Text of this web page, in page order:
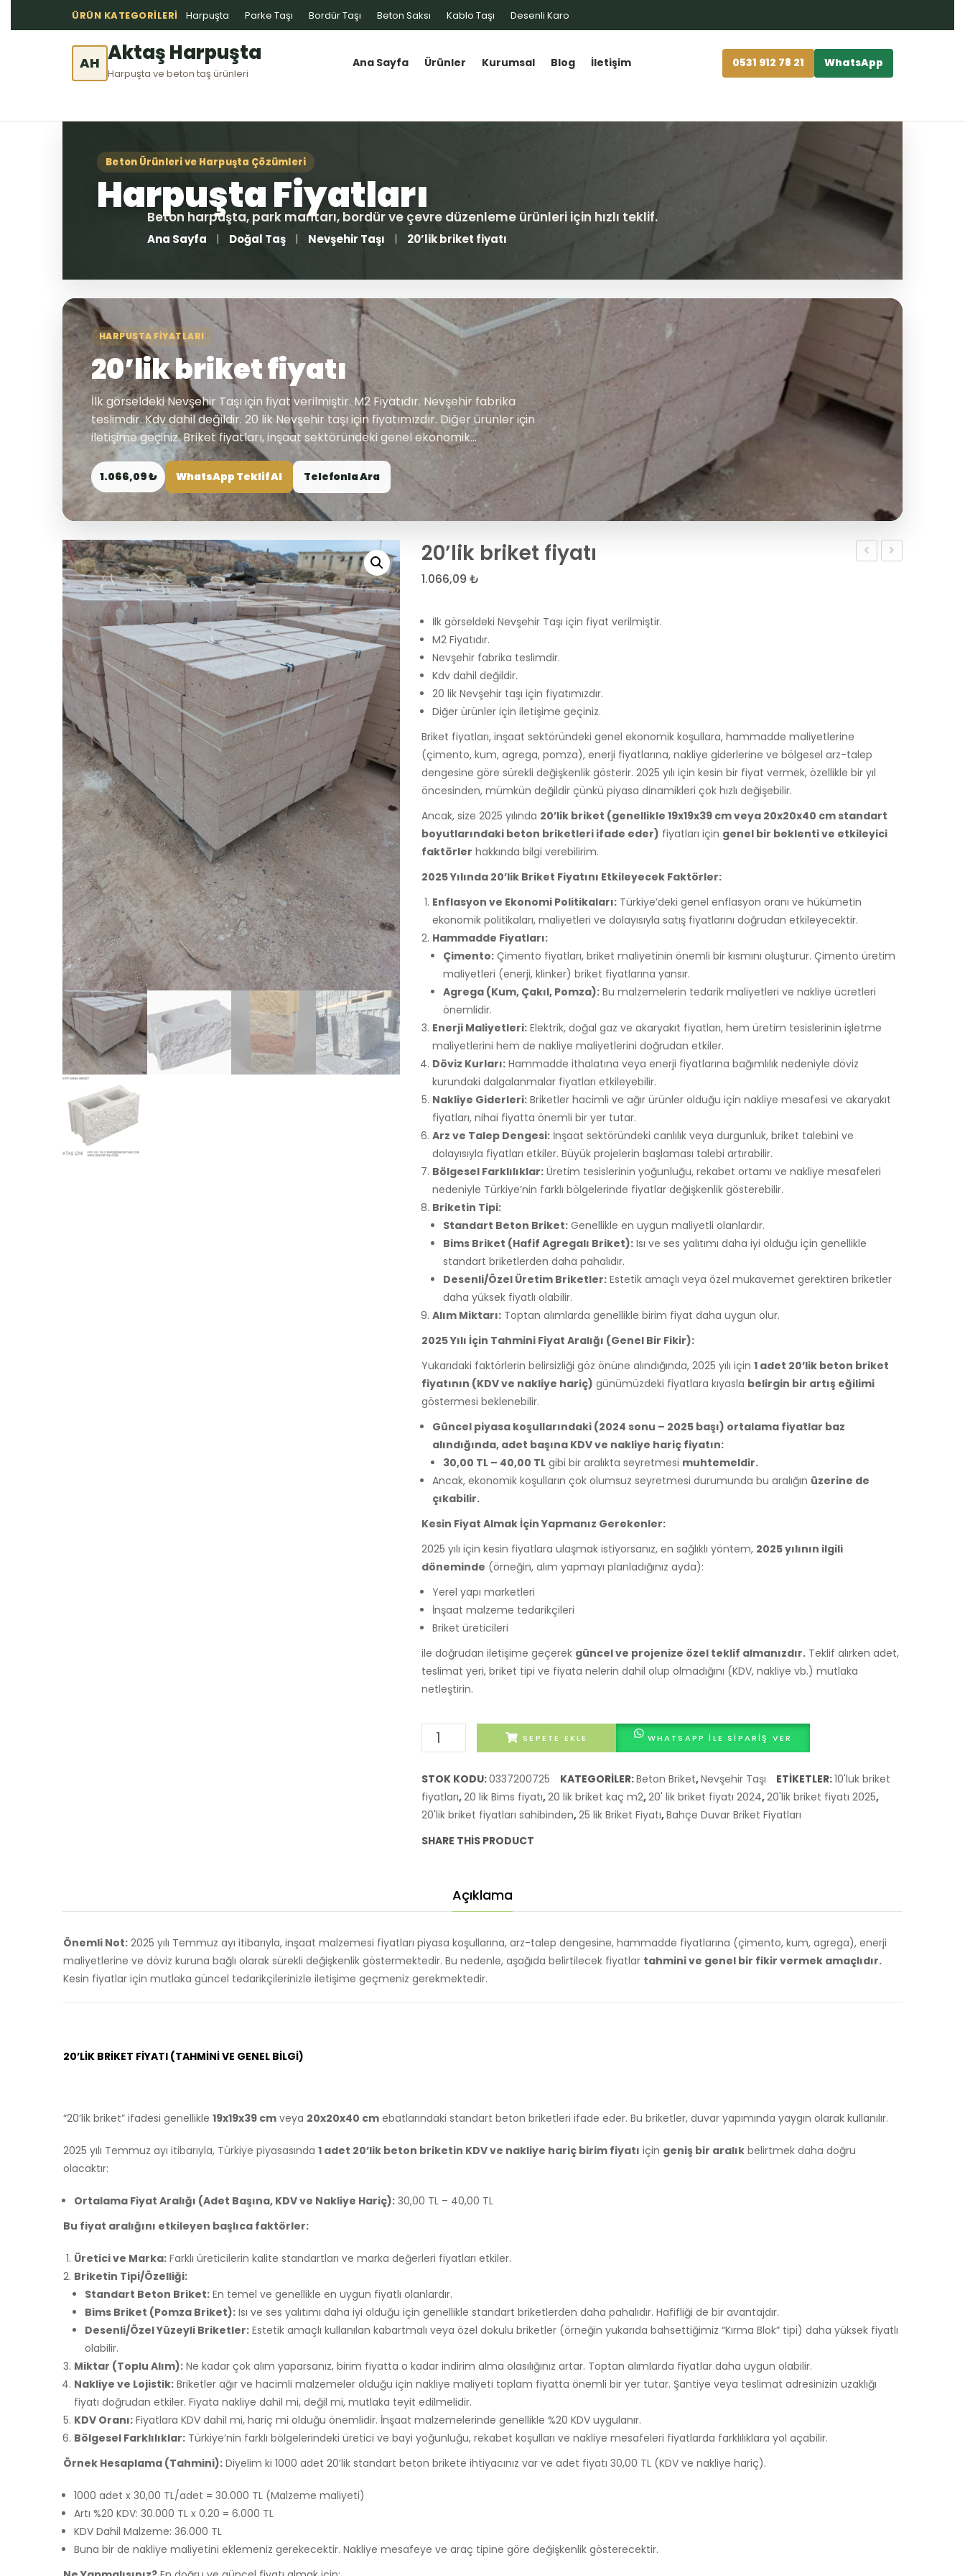
ÜRÜN KATEGORILERI Harpuşta Parke Taşı Bordür Taşı Beton Saksı Kablo Taşı Desenli Karo
AH Aktaş Harpuşta
Harpuşta ve beton taş ürünleri
Ana Sayfa Ürünler Kurumsal Blog İletişim 0531 912 78 21 WhatsApp
Ana Sayfa Doğal Taş Nevşehir Taşı 20’lik briket fiyatı
HARPUSTA FIYATLARI
20’lik briket fiyatı
İlk görseldeki Nevşehir Taşı için fiyat verilmiştir. M2 Fiyatıdır. Nevşehir fabrika
teslimdir. Kdv dahil değildir. 20 lik Nevşehir taşı için fiyatımızdır. Diğer ürünler için
iletişime geçiniz. Briket fiyatları, inşaat sektöründeki genel ekonomik...
1.066,09 ₺ WhatsApp Teklif Al Telefonla Ara
20’lik briket fiyatı
1.066,09 ₺
İlk görseldeki Nevşehir Taşı için fiyat verilmiştir.
M2 Fiyatıdır.
Nevşehir fabrika teslimdir.
Kdv dahil değildir.
20 lik Nevşehir taşı için fiyatımızdır.
Diğer ürünler için iletişime geçiniz.
Briket fiyatları, inşaat sektöründeki genel ekonomik koşullara, hammadde maliyetlerine
(çimento, kum, agrega, pomza), enerji fiyatlarına, nakliye giderlerine ve bölgesel arz-talep
dengesine göre sürekli değişkenlik gösterir. 2025 yılı için kesin bir fiyat vermek, özellikle bir yıl
öncesinden, mümkün değildir çünkü piyasa dinamikleri çok hızlı değişebilir.
Ancak, size 2025 yılında 20’lik briket (genellikle 19x19x39 cm veya 20x20x40 cm standart
boyutlarındaki beton briketleri ifade eder) fiyatları için genel bir beklenti ve etkileyici
faktörler hakkında bilgi verebilirim.
2025 Yılında 20’lik Briket Fiyatını Etkileyecek Faktörler:
Enflasyon ve Ekonomi Politikaları: Türkiye’deki genel enflasyon oranı ve hükümetin
ekonomik politikaları, maliyetleri ve dolayısıyla satış fiyatlarını doğrudan etkileyecektir.
Hammadde Fiyatları:
Çimento: Çimento fiyatları, briket maliyetinin önemli bir kısmını oluşturur. Çimento üretim
maliyetleri (enerji, klinker) briket fiyatlarına yansır.
Agrega (Kum, Çakıl, Pomza): Bu malzemelerin tedarik maliyetleri ve nakliye ücretleri
önemlidir.
Enerji Maliyetleri: Elektrik, doğal gaz ve akaryakıt fiyatları, hem üretim tesislerinin işletme
maliyetlerini hem de nakliye maliyetlerini doğrudan etkiler.
Döviz Kurları: Hammadde ithalatına veya enerji fiyatlarına bağımlılık nedeniyle döviz
kurundaki dalgalanmalar fiyatları etkileyebilir.
Nakliye Giderleri: Briketler hacimli ve ağır ürünler olduğu için nakliye mesafesi ve akaryakıt
fiyatları, nihai fiyatta önemli bir yer tutar.
Arz ve Talep Dengesi: İnşaat sektöründeki canlılık veya durgunluk, briket talebini ve
dolayısıyla fiyatları etkiler. Büyük projelerin başlaması talebi artırabilir.
Bölgesel Farklılıklar: Üretim tesislerinin yoğunluğu, rekabet ortamı ve nakliye mesafeleri
nedeniyle Türkiye’nin farklı bölgelerinde fiyatlar değişkenlik gösterebilir.
Briketin Tipi:
Standart Beton Briket: Genellikle en uygun maliyetli olanlardır.
Bims Briket (Hafif Agregalı Briket): Isı ve ses yalıtımı daha iyi olduğu için genellikle
standart briketlerden daha pahalıdır.
Desenli/Özel Üretim Briketler: Estetik amaçlı veya özel mukavemet gerektiren briketler
daha yüksek fiyatlı olabilir.
Alım Miktarı: Toptan alımlarda genellikle birim fiyat daha uygun olur.
2025 Yılı İçin Tahmini Fiyat Aralığı (Genel Bir Fikir):
Yukarıdaki faktörlerin belirsizliği göz önüne alındığında, 2025 yılı için 1 adet 20’lik beton briket
fiyatının (KDV ve nakliye hariç) günümüzdeki fiyatlara kıyasla belirgin bir artış eğilimi
göstermesi beklenebilir.
Güncel piyasa koşullarındaki (2024 sonu – 2025 başı) ortalama fiyatlar baz
alındığında, adet başına KDV ve nakliye hariç fiyatın:
30,00 TL – 40,00 TL gibi bir aralıkta seyretmesi muhtemeldir.
Ancak, ekonomik koşulların çok olumsuz seyretmesi durumunda bu aralığın üzerine de
çıkabilir.
Kesin Fiyat Almak İçin Yapmanız Gerekenler:
2025 yılı için kesin fiyatlara ulaşmak istiyorsanız, en sağlıklı yöntem, 2025 yılının ilgili
döneminde (örneğin, alım yapmayı planladığınız ayda):
Yerel yapı marketleri
İnşaat malzeme tedarikçileri
Briket üreticileri
ile doğrudan iletişime geçerek güncel ve projenize özel teklif almanızdır. Teklif alırken adet,
teslimat yeri, briket tipi ve fiyata nelerin dahil olup olmadığını (KDV, nakliye vb.) mutlaka
netleştirin.
20'lik
briket
adet
SEPETE EKLE WHATSAPP ILE SIPARIŞ VER
STOK KODU:0337200725 KATEGORILER:Beton Briket,Nevşehir Taşı ETIKETLER:10'luk briket
fiyatları,20 lik Bims fiyatı,20 lik briket kaç m2,20' lik briket fiyatı 2024,20'lik briket fiyatı 2025,
20'lik briket fiyatları sahibinden,25 lik Briket Fiyatı,Bahçe Duvar Briket Fiyatları
SHARE THIS PRODUCT
Açıklama
Önemli Not: 2025 yılı Temmuz ayı itibarıyla, inşaat malzemesi fiyatları piyasa koşullarına, arz-talep dengesine, hammadde fiyatlarına (çimento, kum, agrega), enerji
maliyetlerine ve döviz kuruna bağlı olarak sürekli değişkenlik göstermektedir. Bu nedenle, aşağıda belirtilecek fiyatlar tahmini ve genel bir fikir vermek amaçlıdır.
Kesin fiyatlar için mutlaka güncel tedarikçilerinizle iletişime geçmeniz gerekmektedir.
20’LIK BRIKET FIYATI (TAHMINI VE GENEL BILGI)
“20’lik briket” ifadesi genellikle 19x19x39 cm veya 20x20x40 cm ebatlarındaki standart beton briketleri ifade eder. Bu briketler, duvar yapımında yaygın olarak kullanılır.
2025 yılı Temmuz ayı itibarıyla, Türkiye piyasasında 1 adet 20’lik beton briketin KDV ve nakliye hariç birim fiyatı için geniş bir aralık belirtmek daha doğru
olacaktır:
Ortalama Fiyat Aralığı (Adet Başına, KDV ve Nakliye Hariç): 30,00 TL – 40,00 TL
Bu fiyat aralığını etkileyen başlıca faktörler:
Üretici ve Marka: Farklı üreticilerin kalite standartları ve marka değerleri fiyatları etkiler.
Briketin Tipi/Özelliği:
Standart Beton Briket: En temel ve genellikle en uygun fiyatlı olanlardır.
Bims Briket (Pomza Briket): Isı ve ses yalıtımı daha iyi olduğu için genellikle standart briketlerden daha pahalıdır. Hafifliği de bir avantajdır.
Desenli/Özel Yüzeyli Briketler: Estetik amaçlı kullanılan kabartmalı veya özel dokulu briketler (örneğin yukarıda bahsettiğimiz “Kırma Blok” tipi) daha yüksek fiyatlı
olabilir.
Miktar (Toplu Alım): Ne kadar çok alım yaparsanız, birim fiyatta o kadar indirim alma olasılığınız artar. Toptan alımlarda fiyatlar daha uygun olabilir.
Nakliye ve Lojistik: Briketler ağır ve hacimli malzemeler olduğu için nakliye maliyeti toplam fiyatta önemli bir yer tutar. Şantiye veya teslimat adresinizin uzaklığı
fiyatı doğrudan etkiler. Fiyata nakliye dahil mi, değil mi, mutlaka teyit edilmelidir.
KDV Oranı: Fiyatlara KDV dahil mi, hariç mi olduğu önemlidir. İnşaat malzemelerinde genellikle %20 KDV uygulanır.
Bölgesel Farklılıklar: Türkiye’nin farklı bölgelerindeki üretici ve bayi yoğunluğu, rekabet koşulları ve nakliye mesafeleri fiyatlarda farklılıklara yol açabilir.
Örnek Hesaplama (Tahmini): Diyelim ki 1000 adet 20’lik standart beton brikete ihtiyacınız var ve adet fiyatı 30,00 TL (KDV ve nakliye hariç).
1000 adet x 30,00 TL/adet = 30.000 TL (Malzeme maliyeti)
Artı %20 KDV: 30.000 TL x 0.20 = 6.000 TL
KDV Dahil Malzeme: 36.000 TL
Buna bir de nakliye maliyetini eklemeniz gerekecektir. Nakliye mesafeye ve araç tipine göre değişkenlik gösterecektir.